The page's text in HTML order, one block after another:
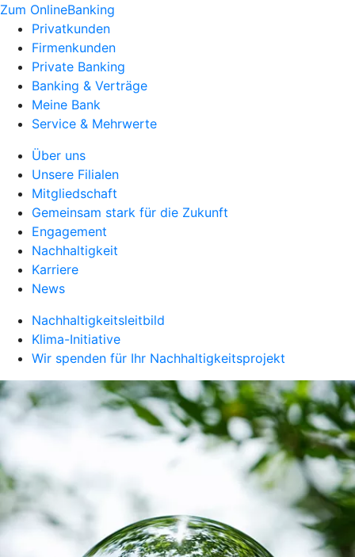
Zum OnlineBanking
Privatkunden
Firmenkunden
Private Banking
Banking & Verträge
Meine Bank
Service & Mehrwerte
Über uns
Unsere Filialen
Mitgliedschaft
Gemeinsam stark für die Zukunft
Engagement
Nachhaltigkeit
Karriere
News
Nachhaltigkeitsleitbild
Klima-Initiative
Wir spenden für Ihr Nachhaltigkeitsprojekt